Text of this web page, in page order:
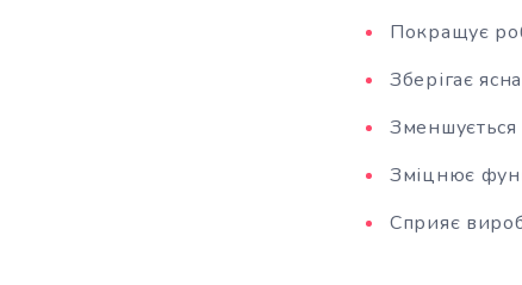
Покращує
Зберігає
Зміцнює
Сприяє